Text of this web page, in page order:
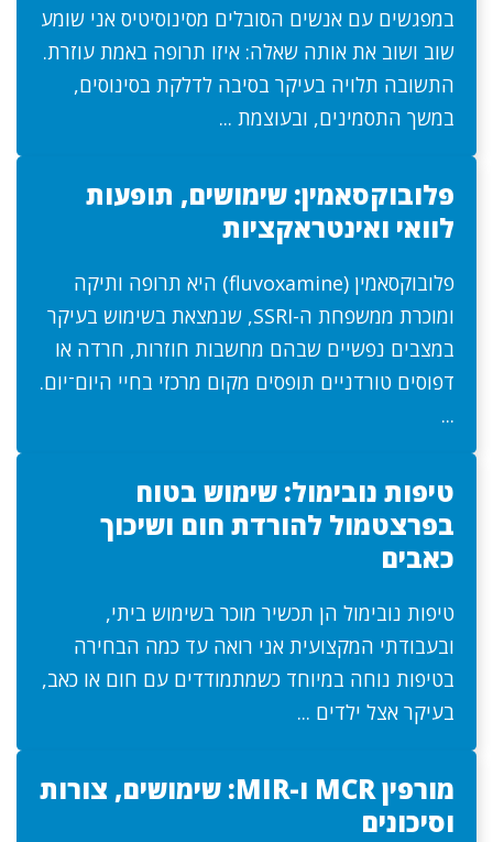
במפגשים עם אנשים הסובלים מסינוסיטיס אני שומע
שוב ושוב את אותה שאלה: איזו תרופה באמת עוזרת.
התשובה תלויה בעיקר בסיבה לדלקת בסינוסים,
במשך התסמינים, ובעוצמת ...
פלובוקסאמין: שימושים, תופעות
לוואי ואינטראקציות
פלובוקסאמין (fluvoxamine) היא תרופה ותיקה
ומוכרת ממשפחת ה-SSRI, שנמצאת בשימוש בעיקר
במצבים נפשיים שבהם מחשבות חוזרות, חרדה או
דפוסים טורדניים תופסים מקום מרכזי בחיי היום־יום.
...
טיפות נובימול: שימוש בטוח
בפרצטמול להורדת חום ושיכוך
כאבים
טיפות נובימול הן תכשיר מוכר בשימוש ביתי,
ובעבודתי המקצועית אני רואה עד כמה הבחירה
בטיפות נוחה במיוחד כשמתמודדים עם חום או כאב,
בעיקר אצל ילדים ...
מורפין MCR ו-MIR: שימושים, צורות
וסיכונים